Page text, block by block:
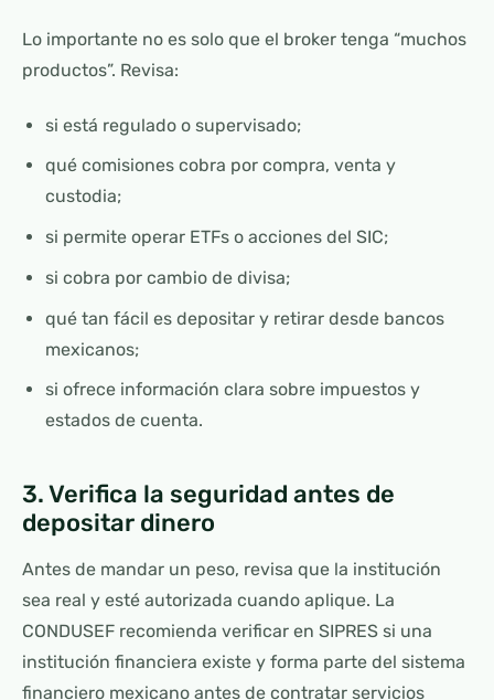
Lo importante no es solo que el broker tenga “muchos
productos”. Revisa:
si está regulado o supervisado;
qué comisiones cobra por compra, venta y
custodia;
si permite operar ETFs o acciones del SIC;
si cobra por cambio de divisa;
qué tan fácil es depositar y retirar desde bancos
mexicanos;
si ofrece información clara sobre impuestos y
estados de cuenta.
3. Verifica la seguridad antes de
depositar dinero
Antes de mandar un peso, revisa que la institución
sea real y esté autorizada cuando aplique. La
CONDUSEF recomienda verificar en SIPRES si una
institución financiera existe y forma parte del sistema
financiero mexicano antes de contratar servicios